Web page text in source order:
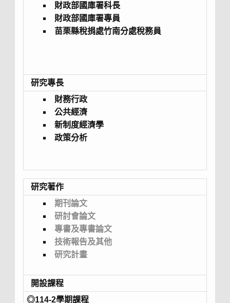
財政部國庫署科長
財政部國庫署專員
苗栗縣稅捐處竹南分處稅務員
研究專長
財務行政
公共經濟
新制度經濟學
政策分析
研究著作
期刊論文
研討會論文
專書及專書論文
技術報告及其他
研究計畫
開設課程
◎114-2學期課程